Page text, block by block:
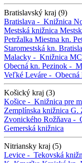
Bratislavský kraj (9)
Bratislava - Knižnica
Mestská knižnica
Petržalka Miestna kn.
Staromestská kn.
Malacky - Knižnica
Obecná kn. Pezinok -
Veľké Leváre - Obecná
Košický kraj (3)
Košice - Knižnica pre
Zemplínska knižnica G.
Zvonického Rožňava -
Gemerská knižnica
Nitriansky kraj (5)
Levice - Tekovská